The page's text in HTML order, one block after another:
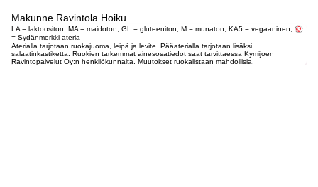
Makunne Ravintola Hoiku
LA = laktoositon, MA = maidoton, GL = gluteeniton, M = munaton, KA5 = vegaaninen,
= Sydänmerkki-ateria
Aterialla tarjotaan ruokajuoma, leipä ja levite. Pääaterialla tarjotaan lisäksi
salaatinkastiketta. Ruokien tarkemmat ainesosatiedot saat tarvittaessa Kymijoen
Ravintopalvelut Oy:n henkilökunnalta. Muutokset ruokalistaan mahdollisia.